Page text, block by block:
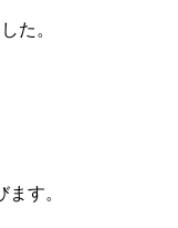
た。
す。